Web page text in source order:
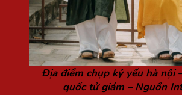
Địa điểm chụp kỷ yếu hà nội
quốc tử giám – Nguồn